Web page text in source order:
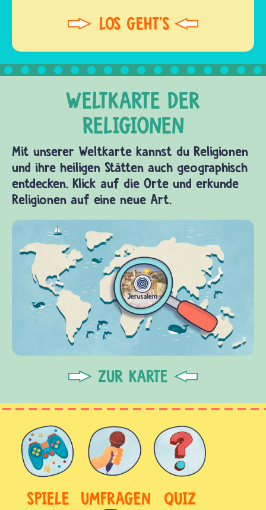
Mit unserer Weltkarte kannst du Religionen
und ihre heiligen Stätten auch geographisch
entdecken. Klick auf die Orte und erkunde
Religionen auf eine neue Art.
ZUR KARTE
SPIELE UMFRAGEN QUIZ